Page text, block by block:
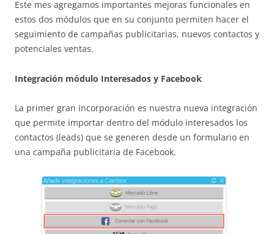
Este mes agregamos importantes mejoras funcionales en
estos dos módulos que en su conjunto permiten hacer el
seguimiento de campañas publicitarias, nuevos contactos y
potenciales ventas.
Integración módulo Interesados y Facebook
La primer gran incorporación es nuestra nueva integración
que permite importar dentro del módulo interesados los
contactos (leads) que se generen desde un formulario en
una campaña publicitaria de Facebook.